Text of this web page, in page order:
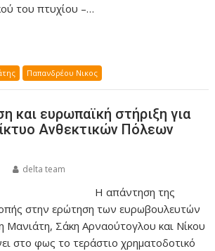
του πτυχίου –…
Παπανδρέου Νικος
και ευρωπαϊκή στήριξη για
Ανθεκτικών Πόλεων
delta team
Η απάντηση της
στην ερώτηση των ευρωβουλευτών
Σάκη Αρναούτογλου και Νίκου
στο φως το τεράστιο χρηματοδοτικό